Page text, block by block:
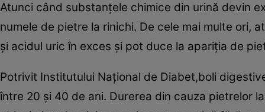
Atunci când substanţele chimice din urină devin
numele de pietre la rinichi. De cele mai multe ori,
şi acidul uric în exces şi pot duce la apariţia de
Potrivit Institutului Naţional de Diabet,boli
între 20 şi 40 de ani. Durerea din cauza pietrelor